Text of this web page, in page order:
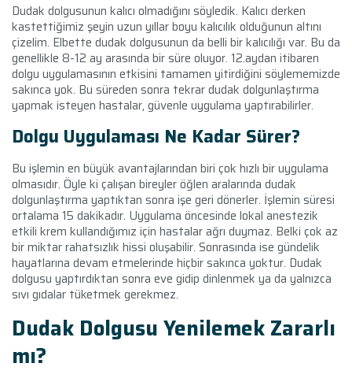
Dudak dolgusunun kalıcı olmadığını söyledik. Kalıcı derken
kastettiğimiz şeyin uzun yıllar boyu kalıcılık olduğunun altını
çizelim. Elbette dudak dolgusunun da belli bir kalıcılığı var. Bu da
genellikle 8-12 ay arasında bir süre oluyor. 12.aydan itibaren
dolgu uygulamasının etkisini tamamen yitirdiğini söylememizde
sakınca yok. Bu süreden sonra tekrar dudak dolgunlaştırma
yapmak isteyen hastalar, güvenle uygulama yaptırabilirler.
Dolgu Uygulaması Ne Kadar Sürer?
Bu işlemin en büyük avantajlarından biri çok hızlı bir uygulama
olmasıdır. Öyle ki çalışan bireyler öğlen aralarında dudak
dolgunlaştırma yaptıktan sonra işe geri dönerler. İşlemin süresi
ortalama 15 dakikadır. Uygulama öncesinde lokal anestezik
etkili krem kullandığımız için hastalar ağrı duymaz. Belki çok az
bir miktar rahatsızlık hissi oluşabilir. Sonrasında ise gündelik
hayatlarına devam etmelerinde hiçbir sakınca yoktur. Dudak
dolgusu yaptırdıktan sonra eve gidip dinlenmek ya da yalnızca
sıvı gıdalar tüketmek gerekmez.
Dudak Dolgusu Yenilemek Zararlı
mı?